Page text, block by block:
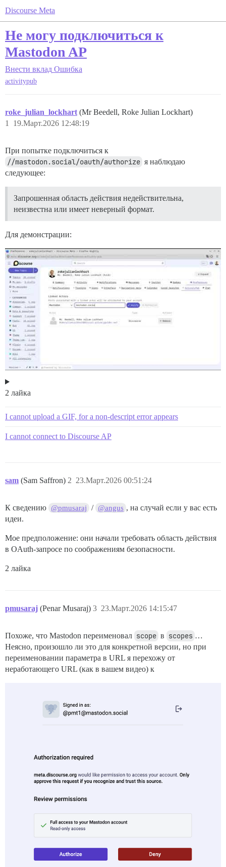
Discourse Meta
Не могу подключиться к
Mastodon AP
Внести вклад Ошибка
activitypub
roke_julian_lockhart (Mr Beedell, Roke Julian Lockhart)
19.Март.2026 12:48:19
1
При попытке подключиться к
//mastodon.social/oauth/authorize я наблюдаю
следующее:
Запрошенная область действия недействительна,
неизвестна или имеет неверный формат.
Для демонстрации:
2 лайка
I cannot upload a GIF, for a non-descript error appears
I cannot connect to Discourse AP
sam (Sam Saffron) 23.Март.2026 00:51:24
2
К сведению @pmusaraj / @angus , на случай если у вас есть
идеи.
Мое предположение: они начали требовать область действия
в OAuth-запросе по соображениям безопасности.
2 лайка
pmusaraj (Penar Musaraj) 23.Март.2026 14:15:47
3
Похоже, что Mastodon переименовал scope в scopes …
Неясно, произошло ли это для конкретной версии, но при
переименовании параметра в URL я перехожу от
неработающего URL (как в вашем видео) к